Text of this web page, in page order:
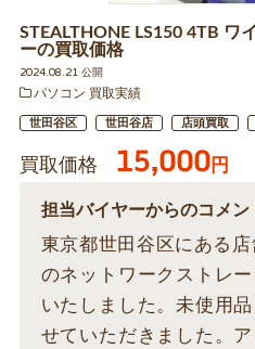
STEALTHONE LS150 4TB ワ
ーの買取価格
2024.08.21 公開
パソコン 買取実績
世田谷区 世田谷店 店頭買取
買取価格 15,000円
担当バイヤーからのコメン
東京都世田谷区にある店
のネットワークストレ
いたしました。未使用
せていただきました。